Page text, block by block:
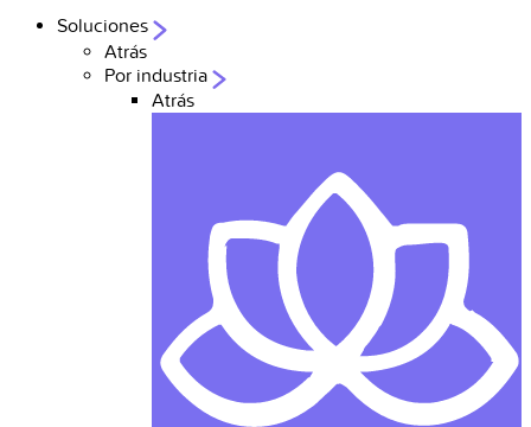
Soluciones
Atrás
Por industria
Atrás